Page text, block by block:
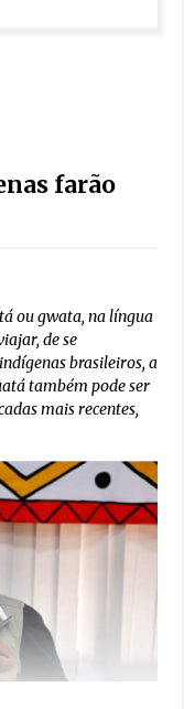
farão
ou gwata, na língua
de se
brasileiros, a
também pode ser
mais recentes,